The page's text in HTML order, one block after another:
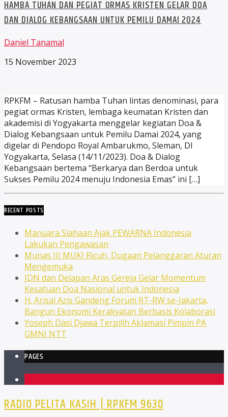
HAMBA TUHAN DAN PEGIAT ORMAS KRISTEN GELAR DOA
DAN DIALOG KEBANGSAAN UNTUK PEMILU DAMAI 2024
Daniel Tanamal
15 November 2023
RPKFM – Ratusan hamba Tuhan lintas denominasi, para
pegiat ormas Kristen, lembaga keumatan Kristen dan
akademisi di Yogyakarta menggelar kegiatan Doa &
Dialog Kebangsaan untuk Pemilu Damai 2024, yang
digelar di Pendopo Royal Ambarukmo, Sleman, DI
Yogyakarta, Selasa (14/11/2023). Doa & Dialog
Kebangsaan bertema “Berkarya dan Berdoa untuk
Sukses Pemilu 2024 menuju Indonesia Emas” ini […]
RECENT POSTS
Manuara Siahaan Ajak PEWARNA Indonesia
Lakukan Pengawasan
Munas III MUKI Ricuh, Dugaan Pelanggaran Aturan
Mengemuka
JDN dan Delapan Aras Gereja Gelar Momentum
Kesatuan Doa Nasional untuk Indonesia
H. Arisal Azis Gandeng Forum RT-RW se-Jakarta,
Bangun Ekonomi Kerakyatan Berbasis Kolaborasi
Yoseph Dasi Djawa Terpilih Aklamasi Pimpin PA
GMNI NTT
PAGES
RADIO PELITA KASIH | RPKFM 9630